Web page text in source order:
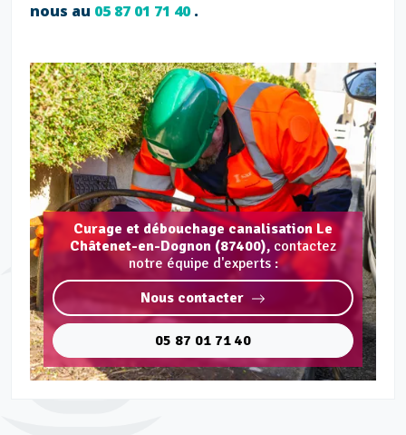
nous au 05 87 01 71 40.
Curage et débouchage canalisation Le
Châtenet-en-Dognon (87400), contactez
notre équipe d'experts :
Nous contacter
05 87 01 71 40